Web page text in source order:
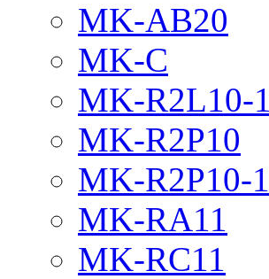
MK-AB20
MK-C
MK-R2L10-1
MK-R2P10
MK-R2P10-1
MK-RA11
MK-RC11